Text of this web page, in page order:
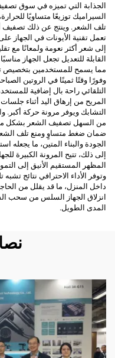
الجذابة التي تميزه في سوق
السيراميك توزيعًا متساويًا
تلف الشعر. وينتج عن ذلك تصفيف
تعمل تقنية الأيونات في الجهاز
إلى شعر أكثر نعومة ولمعانًا مع
القابلة للتعديل تجعل الجهاز
مما يسمح للمستخدمين بتخصيص
وفورًا وقتًا ثمينًا في الروتين
التلقائي راحة بال إضافية
المريح من إرهاق اليد أثناء
التشابك ويوفر مرونة حركة أكبر.
من السهل تصفيف الشعر بشكل
ضمان ضغط متساوٍ ومنع تلف الشعر.
الجودة والبناء المتين، ما يجعله
إلى ذلك، تتيح المرونة الكبيرة
المظهر المستقيم الأنيق إلى
وتوفر الأداء الاحترافي نتائج
داخل المنزل، ما قد يقلل من
انزلاق الجهاز السلس من سحب
المدى الطويل.